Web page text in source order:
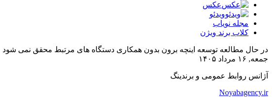
عکس
ویدئو
مجله نویاب
کلاب برند ویژن
در حال مطالعه توسعه اینچه برون بدون همکاری دستگاه های مرتبط محقق نمی شود
جمعه, ۱۶ مرداد ۱۴۰۵
آژانس روابط عمومی و برندینگ
Noyabagency.ir